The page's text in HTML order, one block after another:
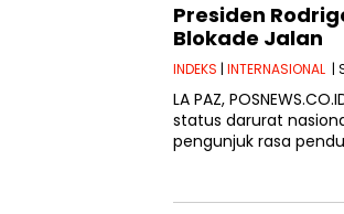
Presiden
Blokade Jalan
INDEKS | INTERNASIONAL |
LA PAZ,
status darurat
pengunjuk rasa